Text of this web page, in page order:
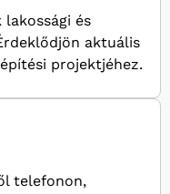
és
aktuális
projektjéhez.
telefonon,